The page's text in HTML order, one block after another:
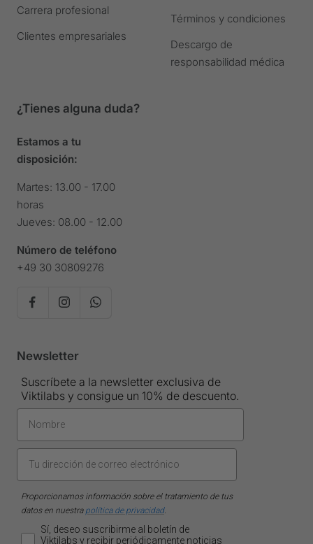
Carrera profesional
Clientes empresariales
Términos y condiciones
Descargo de
responsabilidad médica
¿Tienes alguna duda?
Estamos a tu
disposición:
Martes: 13.00 - 17.00
horas
Jueves: 08.00 - 12.00
Número de teléfono
+49 30 30809276
Newsletter
Suscríbete a la newsletter exclusiva de
Viktilabs y consigue un 10% de descuento.
Proporcionamos información sobre el tratamiento de tus
datos en nuestra política de privacidad.
Sí, deseo suscribirme al boletín de
Viktilabs y recibir periódicamente noticias